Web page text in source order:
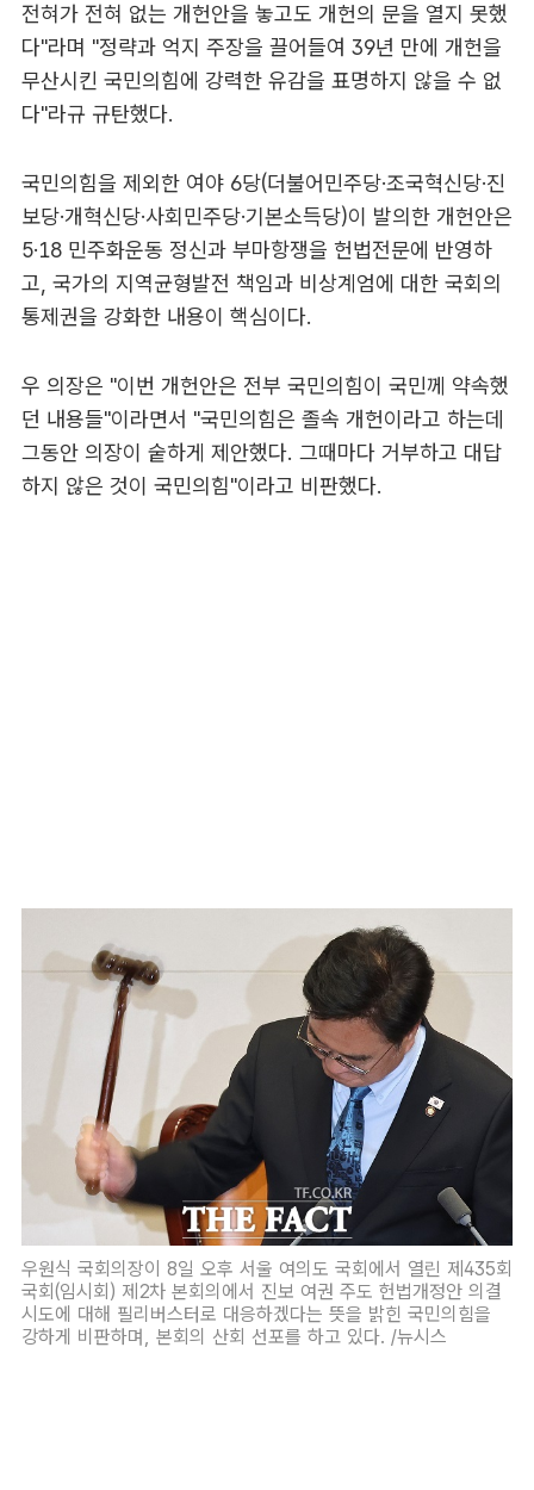
전혀가 전혀 없는 개헌안을 놓고도 개헌의 문을 열지 못했
다"라며 "정략과 억지 주장을 끌어들여 39년 만에 개헌을
무산시킨 국민의힘에 강력한 유감을 표명하지 않을 수 없
다"라규 규탄했다.
국민의힘을 제외한 여야 6당(더불어민주당·조국혁신당·진
보당·개혁신당·사회민주당·기본소득당)이 발의한 개헌안은
5·18 민주화운동 정신과 부마항쟁을 헌법전문에 반영하
고, 국가의 지역균형발전 책임과 비상계엄에 대한 국회의
통제권을 강화한 내용이 핵심이다.
우 의장은 "이번 개헌안은 전부 국민의힘이 국민께 약속했
던 내용들"이라면서 "국민의힘은 졸속 개헌이라고 하는데
그동안 의장이 숱하게 제안했다. 그때마다 거부하고 대답
하지 않은 것이 국민의힘"이라고 비판했다.
우원식 국회의장이 8일 오후 서울 여의도 국회에서 열린 제435회
국회(임시회) 제2차 본회의에서 진보 여권 주도 헌법개정안 의결
시도에 대해 필리버스터로 대응하겠다는 뜻을 밝힌 국민의힘을
강하게 비판하며, 본회의 산회 선포를 하고 있다. /뉴시스